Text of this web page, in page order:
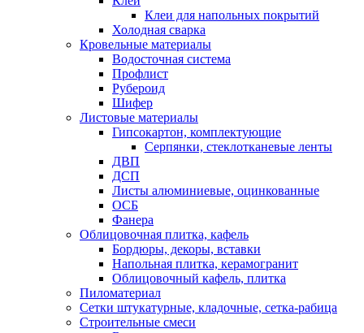
Клеи для напольных покрытий
Холодная сварка
Кровельные материалы
Водосточная система
Профлист
Рубероид
Шифер
Листовые материалы
Гипсокартон, комплектующие
Серпянки, стеклотканевые ленты
ДВП
ДСП
Листы алюминиевые, оцинкованные
ОСБ
Фанера
Облицовочная плитка, кафель
Бордюры, декоры, вставки
Напольная плитка, керамогранит
Облицовочный кафель, плитка
Пиломатериал
Сетки штукатурные, кладочные, сетка-рабица
Строительные смеси